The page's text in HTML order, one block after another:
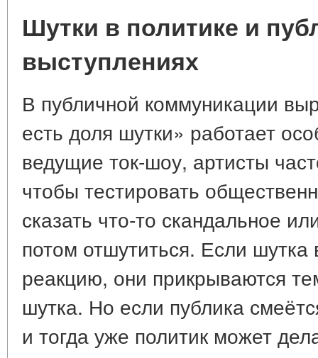
Шутки в политике и
выступлениях
В публичной коммуникации
есть доля шутки» работает
ведущие ток-шоу, артисты
чтобы тестировать
сказать что-то скандальное
потом отшутиться. Если шутка
реакцию, они прикрываются
шутка. Но если публика
и тогда уже политик может